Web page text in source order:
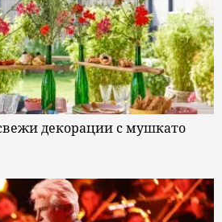
декорации с мушкато